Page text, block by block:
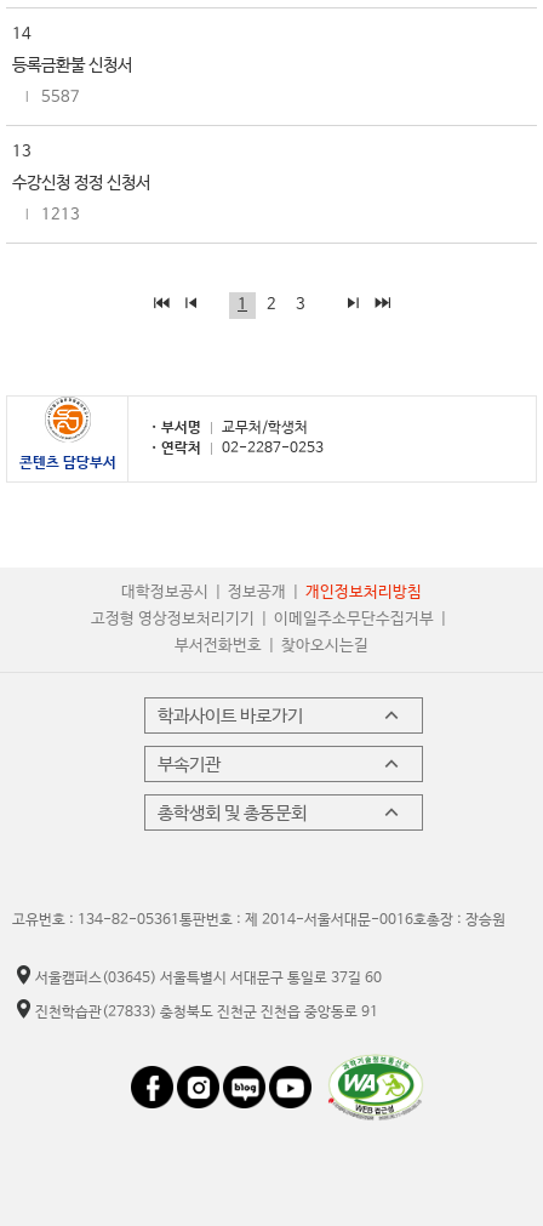
14
등록금환불 신청서
5587
13
수강신청 정정 신청서
1213
1 2 3
콘텐츠 담당부서
부서명
교무처/학생처
연락처
02-2287-0253
대학정보공시 정보공개
개인정보처리방침
고정형 영상정보처리기기
이메일주소무단수집거부
부서전화번호
찾아오시는길
고유번호 : 134-82-05361 통판번호 : 제 2014-서울서대문-0016호총장 : 장승원
서울캠퍼스(03645) 서울특별시 서대문구 통일로 37길 60
진천학습관(27833) 충청북도 진천군 진천읍 중앙동로 91
학과사이트 바로가기
부속기관
총학생회 및 총동문회